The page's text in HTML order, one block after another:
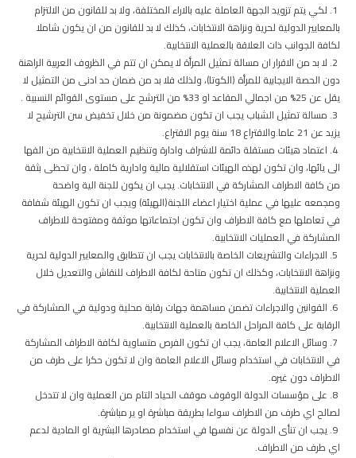
1. لكي يتم تزويد الجهة العاملة عليه بالاراء المختلفة، ولا بد للقانون من الالتزام
بالمعايير الدولية لحرية ونزاهة الانتخابات، كذلك لا بد للقانون من ان يكون شاملا
لكافة الجوانب ذات العلاقة بالعملية الانتخابية.
2. لا بد من الاقرار ان مسالة تمثيل المرأة لا يمكن ان تتم في الظروف العربية الراهنة
دون الحصة الايجابية للمرأة (الكوتا)، ولذلك فلا بد من ضمان حد ادنى من التمثيل لا
يقل عن 25% من اجمالي المقاعد او 33% من الترشح على مستوى القوائم النسبية .
3. مسالة تمثيل الشباب يجب ان تكون مضمونة من خلال تخفيض سن الترشيح لا
يزيد عن 21 عاما.والاقتراع 18 سنة يوم الاقتراع.
4. اعتماد هيئات مستقلة دائمة للاشراف وادارة وتنظيم العملية الانتخابية من الفها
الى يائها، وان تكون لهذه الهيئات استقلالية مالية وادارية كاملة ، وان تحظى بثقة
من كافة الاطراف المشاركة في الانتخابات. يجب ان يكون للجنة الية واضحة
ومجمعه عليها في عملية اختيار اعضاء اللجنة(الهيئة) ويجب ان تكون الهيئة شفافة
في تعاملها مع كافة الاطراف وان تكون اجتماعاتها موثقة ومفتوحة للاطراف
المشاركة في العمليات الانتخابية.
5. الاجراءات والتشريعات الخاصة بالانتخابات يجب ان تتطابق والمعايير الدولية لحرية
ونزاهة الانتخابات، وكذلك ان تكون متاحة لكافة الاطراف للنقاش والتعديل خلال
العملية الانتخابية.
6. القوانين والاجراءات تضمن مساهمة جهات رقابة محلية ودولية في المشاركة في
الرقابة على كافة المراحل الخاصة بالعملية الانتخابية.
7. وسائل الاعلام العامة، يجب ان تكون الفرص متساوية لكافة الاطراف المشاركة
في الانتخابات في استخدام وسائل الاعلام العامة وان لا تكون حكرا على طرف من
الاطراف دون غيره.
8. على مؤسسات الدولة الوقوف موقف الحياد التام من العملية وان لا تتدخل
لصالح اي طرف من الاطراف سواءا بطريقة مباشرة او ير مباشرة.
9. يجب ان تنأى الدولة عن نفسها في استخدام مصادرها البشرية او المادية لدعم
اي طرف من الاطراف.